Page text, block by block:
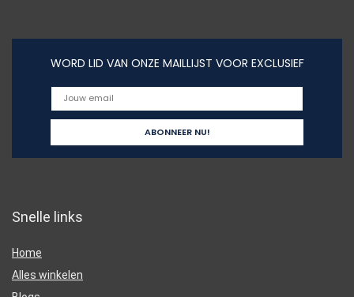
WORD LID VAN ONZE MAILLIJST VOOR EXCLUSIEF
Snelle links
Home
Alles winkelen